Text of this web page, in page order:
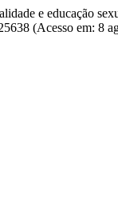
e educação
(Acesso em: 8